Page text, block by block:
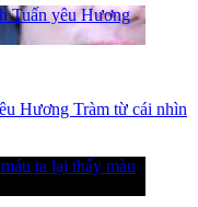
Hương Tràm từ cái nhìn